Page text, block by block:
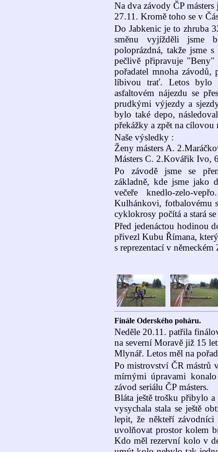
Na dva závody ČP
27.11. Kromě toho se v
Do Jabkenic je to zhruba
směnu vyjížděli jsme
poloprázdná, takže jsme
pečlivě připravuje
pořadatel mnoha závodů,
líbivou trať. Letos bylo
asfaltovém nájezdu se
prudkými výjezdy a
bylo také depo,
překážky a zpět na
Naše výsledky :
Ženy másters A.
Másters C. 2.Kovářik Ivo,
Po závodě jsme se
základně, kde jsme jako
večeře knedlo-zelo-
Kulhánkovi, fotbalovému
cyklokrosy počítá a stará
Před jedenáctou hodinou
přivezl Kubu Římana,
s reprezentací v
Finále Oderského poháru.
Neděle 20.11. patřila
na severní Moravě již 15
Mlynář. Letos měl na
Po mistrovství ČR mástrů
mírnými úpravami
závod seriálu ČP másters.
Bláta ještě trošku přibylo a
vysychala stala se ještě
lepit, že někteří závodníci
uvolňovat prostor kolem
Kdo měl rezervní kolo v